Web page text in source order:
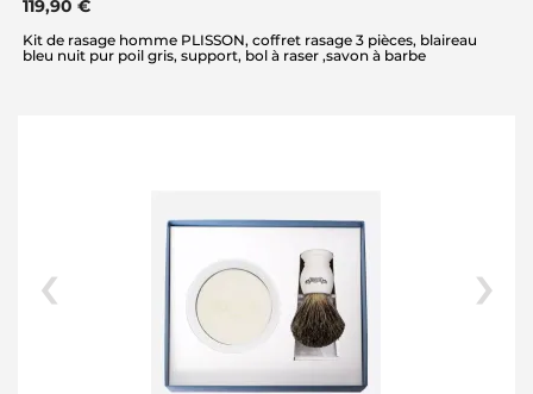
119,90 €
Kit de rasage homme PLISSON, coffret rasage 3 pièces, blaireau
bleu nuit pur poil gris, support, bol à raser ,savon à barbe